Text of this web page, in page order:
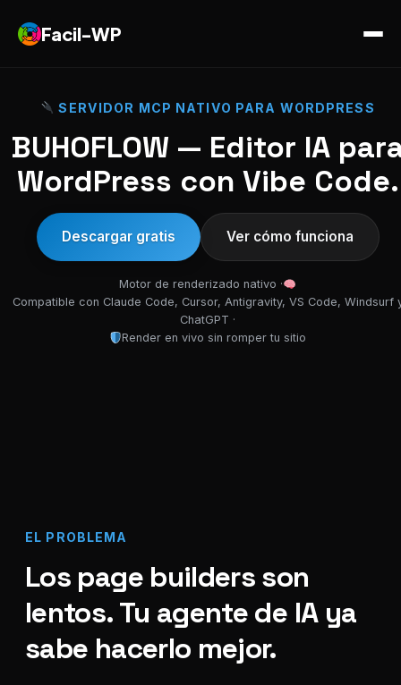
Facil-WP
SERVIDOR MCP NATIVO PARA WORDPRESS
BUHOFLOW — Editor IA
WordPress con Vibe Code.
Descargar gratis Ver cómo funciona
Motor de renderizado nativo ·
Compatible con Claude Code, Cursor, Antigravity, VS Code, Windsurf
ChatGPT ·
Render en vivo sin romper tu sitio
EL PROBLEMA
Los page builders son
lentos. Tu agente de IA ya
sabe hacerlo mejor.